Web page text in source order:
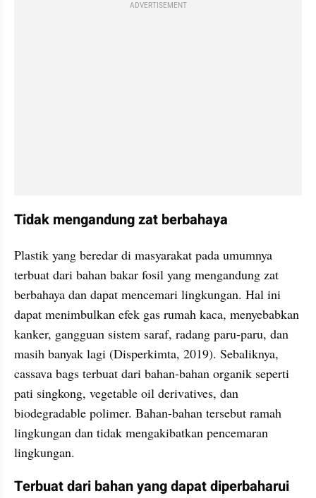
ADVERTISEMENT
Tidak mengandung zat berbahaya
Plastik yang beredar di masyarakat pada umumnya
terbuat dari bahan bakar fosil yang mengandung zat
berbahaya dan dapat mencemari lingkungan. Hal ini
dapat menimbulkan efek gas rumah kaca, menyebabkan
kanker, gangguan sistem saraf, radang paru-paru, dan
masih banyak lagi (Disperkimta, 2019). Sebaliknya,
cassava bags terbuat dari bahan-bahan organik seperti
pati singkong, vegetable oil derivatives, dan
biodegradable polimer. Bahan-bahan tersebut ramah
lingkungan dan tidak mengakibatkan pencemaran
lingkungan.
Terbuat dari bahan yang dapat diperbaharui